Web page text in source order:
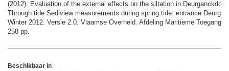
(2012). Evaluation of the external effects on the siltation in
Through tide Sediview measurements during spring tide: entrance
Winter 2012. Versie 2.0. Vlaamse Overheid. Afdeling Maritieme Toegang:
258 pp.
Beschikbaar in